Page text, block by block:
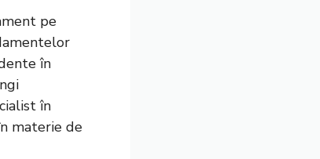
pe
în
în
materie de